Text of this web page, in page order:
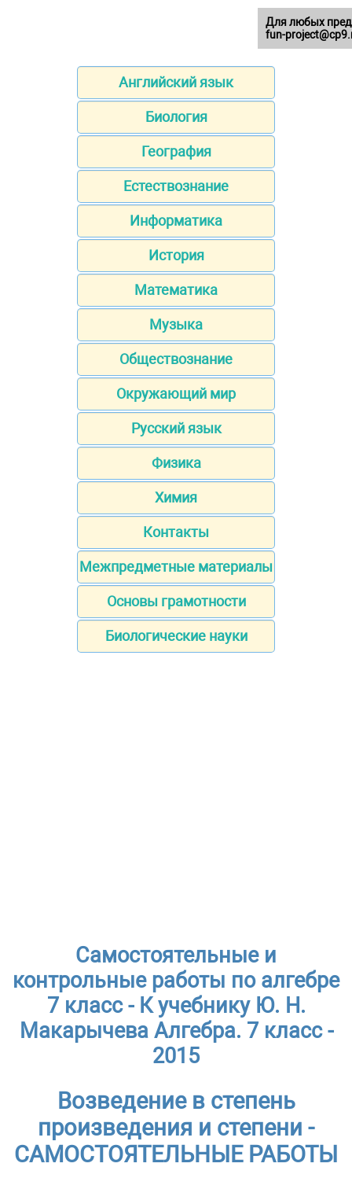
Английский язык
Биология
География
Естествознание
Информатика
История
Математика
Музыка
Обществознание
Окружающий мир
Русский язык
Физика
Химия
Контакты
Межпредметные материалы
Основы грамотности
Биологические науки
Самостоятельные и
контрольные работы по алгебре
7 класс - К учебнику Ю. Н.
Макарычева Алгебра. 7 класс -
2015
Возведение в степень
произведения и степени -
САМОСТОЯТЕЛЬНЫЕ РАБОТЫ
Для любых
fun-